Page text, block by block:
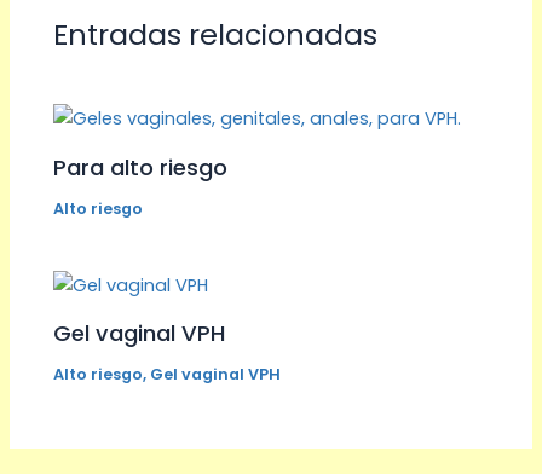
Entradas relacionadas
Para alto riesgo
Alto riesgo
Gel vaginal VPH
Alto riesgo, Gel vaginal VPH